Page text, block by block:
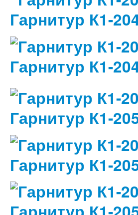
Гарнитур К1-
Гарнитур К1-
Гарнитур К1-
Гарнитур К1-